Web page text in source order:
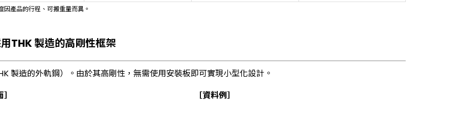
因產品的行程、可搬重量而異。
THK 製造的高剛性框架
製造的外軌鋼）。由於其高剛性，無需使用安裝板即可實現小型化設計。
［資料例］